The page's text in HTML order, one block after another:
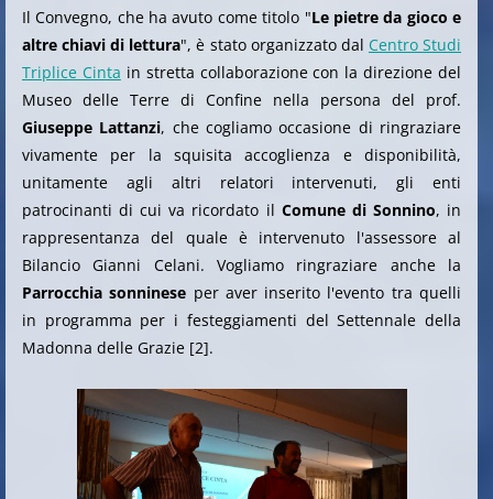
Il Convegno, che ha avuto come titolo "Le pietre da gioco e
altre chiavi di lettura", è stato organizzato dal Centro Studi
Triplice Cinta in stretta collaborazione con la direzione del
Museo delle Terre di Confine nella persona del prof.
Giuseppe Lattanzi, che cogliamo occasione di ringraziare
vivamente per la squisita accoglienza e disponibilità,
unitamente agli altri relatori intervenuti, gli enti
patrocinanti di cui va ricordato il Comune di Sonnino, in
rappresentanza del quale è intervenuto l'assessore al
Bilancio Gianni Celani. Vogliamo ringraziare anche la
Parrocchia sonninese per aver inserito l'evento tra quelli
in programma per i festeggiamenti del Settennale della
Madonna delle Grazie [2].